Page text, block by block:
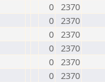
0 2370
0 2370
0 2370
0 2370
0 2370
0 2370